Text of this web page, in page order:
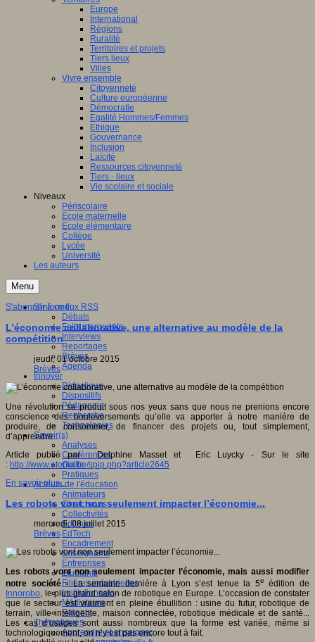
Europe
International
Régions
Ruralité
Territoires et projets
Tiers lieux
Villes
Vivre ensemble
Citoyenneté
Culture européenne
Démocratie
Egalité Hommes/Femmes
Ethique
Gouvernance
Inclusion
Laïcité
Ressources citoyenneté
Tiers - lieux
Vie scolaire et sociale
Niveaux
Périscolaire
Ecole maternelle
Ecole élémentaire
Collège
Lycée
Université
Les auteurs
Menu
S'informer
Débats
Faits marquants
Interviews
Reportages
Brèves
Agenda
Innover
Didactique
Dispositifs
Pédagogie
Recherche
Technologies
Savoir(s)
Analyses
Conférences
Outils
Pratiques
Acteurs de l'éducation
Animateurs
Chercheurs
Collectivités
Editeurs
EdTech
Encadrement
Enseignants
Entreprises
Etudiants
Filières industrielles
Institutionnels
Médiateurs
Parents
Thématiques
Apprendre et enseigner
S'abonner à ce flux RSS
L’économie collaborative, une alternative au modèle de la
compétition
jeudi, 01 octobre 2015
Brèves
Une révolution se produit sous nos yeux sans que nous ne prenions encore
conscience des bouleversements qu’elle va apporter à notre manière de
produire, de consommer, de financer des projets ou, tout simplement,
d’apprendre.
Article publié par : Delphine Masset et Eric Luycky - Sur le site
: http://www.etopia.be/spip.php?article2645
En savoir plus...
Les robots vont non seulement impacter l’économie...
mercredi, 08 juillet 2015
Brèves
Les robots vont non seulement impacter l’économie, mais aussi modifier
notre société -La semaine dernière à Lyon s’est tenue la 5e
édition de
Innorobo, le plus grand salon de robotique en Europe. L’occasion de constater
que le secteur est vraiment en pleine ébullition : usine du futur, robotique de
terrain, ville intelligente, maison connectée, robotique médicale et de santé...
Les cas d’usages sont aussi nombreux que la forme est variée, même si
technologiquement, on n’y est pas encore tout à fait.